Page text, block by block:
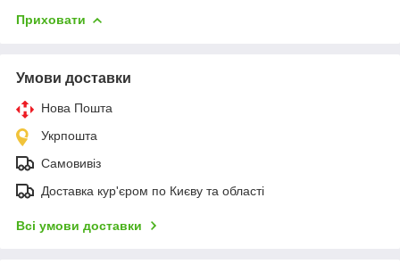
Приховати
Умови доставки
Нова Пошта
Укрпошта
Самовивіз
Доставка кур'єром по Києву та області
Всі умови доставки